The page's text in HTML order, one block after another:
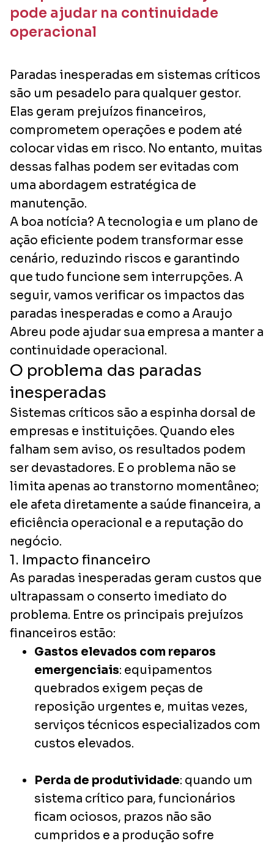
pode ajudar na continuidade
operacional
Paradas inesperadas em sistemas críticos
são um pesadelo para qualquer gestor.
Elas geram prejuízos financeiros,
comprometem operações e podem até
colocar vidas em risco. No entanto, muitas
dessas falhas podem ser evitadas com
uma abordagem estratégica de
manutenção.
A boa notícia? A tecnologia e um plano de
ação eficiente podem transformar esse
cenário, reduzindo riscos e garantindo
que tudo funcione sem interrupções. A
seguir, vamos verificar os impactos das
paradas inesperadas e como a Araujo
Abreu pode ajudar sua empresa a manter a
continuidade operacional.
O problema das paradas
inesperadas
Sistemas críticos são a espinha dorsal de
empresas e instituições. Quando eles
falham sem aviso, os resultados podem
ser devastadores. E o problema não se
limita apenas ao transtorno momentâneo;
ele afeta diretamente a saúde financeira, a
eficiência operacional e a reputação do
negócio.
1. Impacto financeiro
As paradas inesperadas geram custos que
ultrapassam o conserto imediato do
problema. Entre os principais prejuízos
financeiros estão:
Gastos elevados com reparos
emergenciais: equipamentos
quebrados exigem peças de
reposição urgentes e, muitas vezes,
serviços técnicos especializados com
custos elevados.
Perda de produtividade: quando um
sistema crítico para, funcionários
ficam ociosos, prazos não são
cumpridos e a produção sofre